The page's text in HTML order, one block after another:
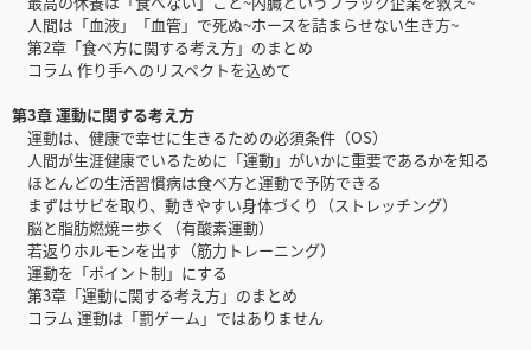
人間は「血液」「血管」で死ぬ~ホースを詰まらせない生き方~
第2章「食べ方に関する考え方」のまとめ
コラム 作り手へのリスペクトを込めて
第3章 運動に関する考え方
運動は、健康で幸せに生きるための必須条件（OS）
人間が生涯健康でいるために「運動」がいかに重要であるかを知る
ほとんどの生活習慣病は食べ方と運動で予防できる
まずはサビを取り、動きやすい身体づくり（ストレッチング）
脳と脂肪燃焼＝歩く（有酸素運動）
若返りホルモンを出す（筋力トレーニング）
運動を「ポイント制」にする
第3章「運動に関する考え方」のまとめ
コラム 運動は「罰ゲーム」ではありません